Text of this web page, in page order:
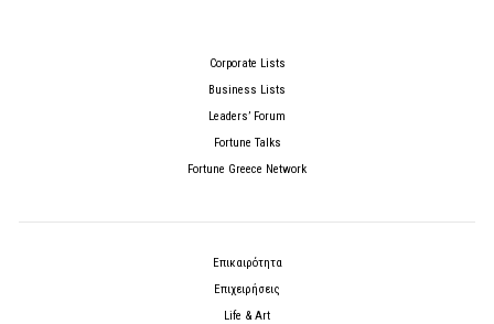
Corporate Lists
Business Lists
Leaders’ Forum
Fortune Talks
Fortune Greece Network
Επικαιρότητα
Επιχειρήσεις
Life & Art